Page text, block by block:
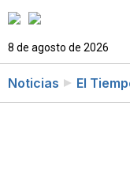
8 de agosto de 2026
Noticias El